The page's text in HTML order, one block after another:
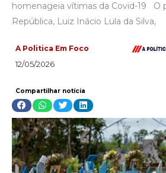
homenageia vítimas da Covid-19 O
República, Luiz Inácio Lula da Silva,
A Politica Em Foco
12/05/2026
Compartilhar notícia